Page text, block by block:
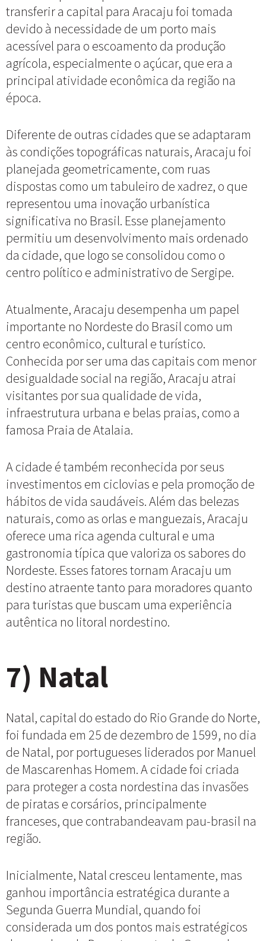
transferir a capital para Aracaju foi tomada
devido à necessidade de um porto mais
acessível para o escoamento da produção
agrícola, especialmente o açúcar, que era a
principal atividade econômica da região na
época.
Diferente de outras cidades que se adaptaram
às condições topográficas naturais, Aracaju foi
planejada geometricamente, com ruas
dispostas como um tabuleiro de xadrez, o que
representou uma inovação urbanística
significativa no Brasil. Esse planejamento
permitiu um desenvolvimento mais ordenado
da cidade, que logo se consolidou como o
centro político e administrativo de Sergipe.
Atualmente, Aracaju desempenha um papel
importante no Nordeste do Brasil como um
centro econômico, cultural e turístico.
Conhecida por ser uma das capitais com menor
desigualdade social na região, Aracaju atrai
visitantes por sua qualidade de vida,
infraestrutura urbana e belas praias, como a
famosa Praia de Atalaia.
A cidade é também reconhecida por seus
investimentos em ciclovias e pela promoção de
hábitos de vida saudáveis. Além das belezas
naturais, como as orlas e manguezais, Aracaju
oferece uma rica agenda cultural e uma
gastronomia típica que valoriza os sabores do
Nordeste. Esses fatores tornam Aracaju um
destino atraente tanto para moradores quanto
para turistas que buscam uma experiência
autêntica no litoral nordestino.
7) Natal
Natal, capital do estado do Rio Grande do Norte,
foi fundada em 25 de dezembro de 1599, no dia
de Natal, por portugueses liderados por Manuel
de Mascarenhas Homem. A cidade foi criada
para proteger a costa nordestina das invasões
de piratas e corsários, principalmente
franceses, que contrabandeavam pau-brasil na
região.
Inicialmente, Natal cresceu lentamente, mas
ganhou importância estratégica durante a
Segunda Guerra Mundial, quando foi
considerada um dos pontos mais estratégicos